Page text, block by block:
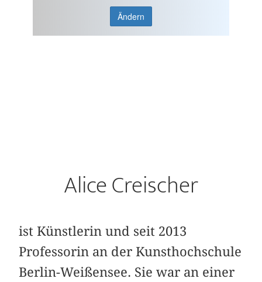
Ändern
Alice Creischer
ist Künstlerin und seit 2013
Professorin an der Kunsthochschule
Berlin-Weißensee. Sie war an einer